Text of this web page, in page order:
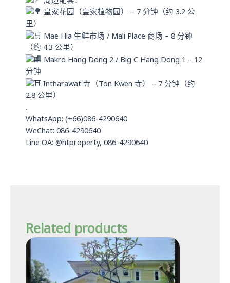
皇家花园（皇家植物园） – 7 分钟（约 3.2 公
里）
Mae Hia 生鲜市场 / Mali Place 商场 – 8 分钟
（约 4.3 公里）
Makro Hang Dong 2 / Big C Hang Dong 1 – 12
分钟
Intharawat 寺（Ton Kwen 寺） – 7 分钟（约
2.8 公里）
.
WhatsApp: (+66)086-4290640
WeChat: 086-4290640
Line OA: @htproperty, 086-4290640
Related products